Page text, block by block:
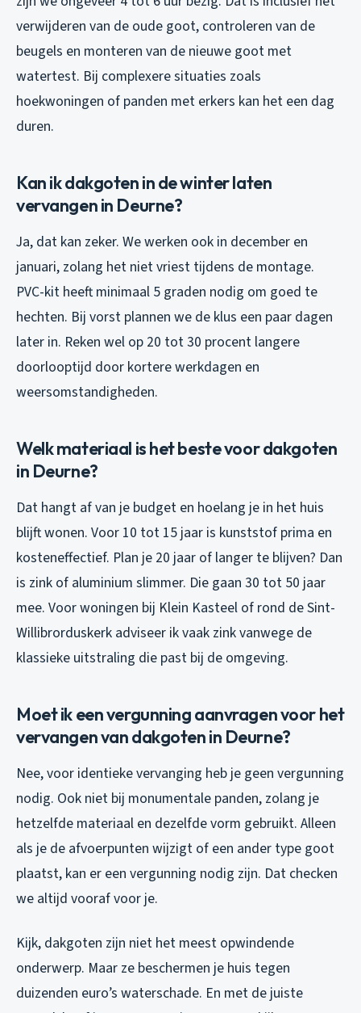
verwijderen van de oude goot, controleren van de
beugels en monteren van de nieuwe goot met
watertest. Bij complexere situaties zoals
hoekwoningen of panden met erkers kan het een dag
duren.
Kan ik dakgoten in de winter laten
vervangen in Deurne?
Ja, dat kan zeker. We werken ook in december en
januari, zolang het niet vriest tijdens de montage.
PVC-kit heeft minimaal 5 graden nodig om goed te
hechten. Bij vorst plannen we de klus een paar dagen
later in. Reken wel op 20 tot 30 procent langere
doorlooptijd door kortere werkdagen en
weersomstandigheden.
Welk materiaal is het beste voor dakgoten
in Deurne?
Dat hangt af van je budget en hoelang je in het huis
blijft wonen. Voor 10 tot 15 jaar is kunststof prima en
kosteneffectief. Plan je 20 jaar of langer te blijven? Dan
is zink of aluminium slimmer. Die gaan 30 tot 50 jaar
mee. Voor woningen bij Klein Kasteel of rond de Sint-
Willibrorduskerk adviseer ik vaak zink vanwege de
klassieke uitstraling die past bij de omgeving.
Moet ik een vergunning aanvragen voor het
vervangen van dakgoten in Deurne?
Nee, voor identieke vervanging heb je geen vergunning
nodig. Ook niet bij monumentale panden, zolang je
hetzelfde materiaal en dezelfde vorm gebruikt. Alleen
als je de afvoerpunten wijzigt of een ander type goot
plaatst, kan er een vergunning nodig zijn. Dat checken
we altijd vooraf voor je.
Kijk, dakgoten zijn niet het meest opwindende
onderwerp. Maar ze beschermen je huis tegen
duizenden euro’s waterschade. En met de juiste